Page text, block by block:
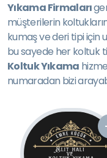
Yıkama Firmaları
müşterilerin
kumaş ve deri tipi
bu sayede her koltuk
Koltuk Yıkama
numaradan bizi